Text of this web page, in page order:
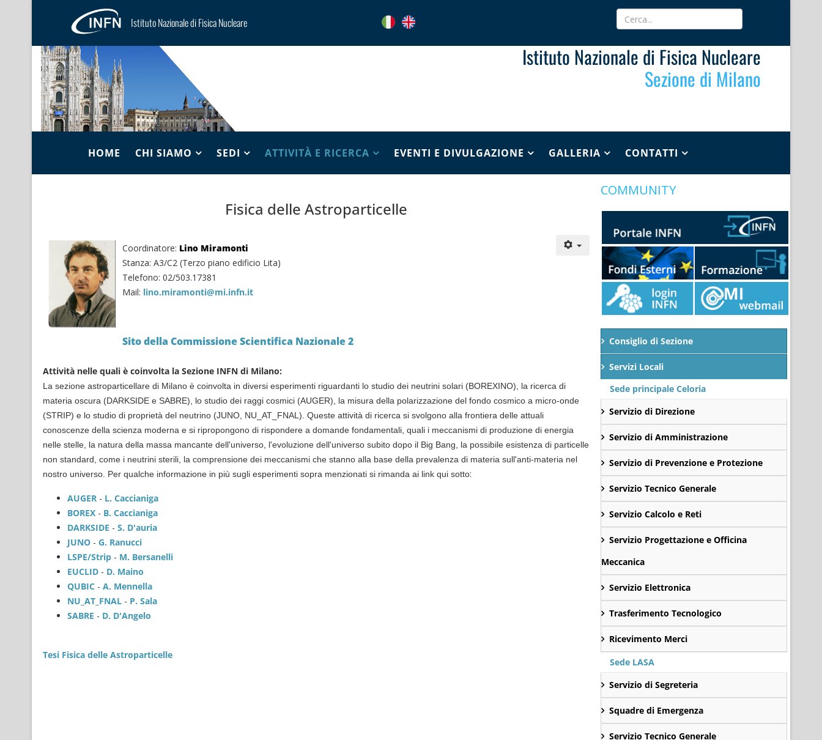
Istituto Nazionale di Fisica Nucleare
Istituto Nazionale di Fisica Nucleare
Sezione di Milano
HOME CHI SIAMO SEDI ATTIVITÀ E RICERCA EVENTI E DIVULGAZIONE GALLERIA CONTATTI
Fisica delle Astroparticelle
Coordinatore: Lino Miramonti
Stanza: A3/C2 (Terzo piano edificio Lita)
Telefono: 02/503.17381
Mail: lino.miramonti@mi.infn.it
Sito della Commissione Scientifica Nazionale 2
Attività nelle quali è coinvolta la Sezione INFN di Milano:
La sezione astroparticellare di Milano è coinvolta in diversi esperimenti riguardanti lo studio dei neutrini solari (BOREXINO), la ricerca di
materia oscura (DARKSIDE e SABRE), lo studio dei raggi cosmici (AUGER), la misura della polarizzazione del fondo cosmico a micro-onde
(STRIP) e lo studio di proprietà del neutrino (JUNO, NU_AT_FNAL). Queste attività di ricerca si svolgono alla frontiera delle attuali
conoscenze della scienza moderna e si ripropongono di rispondere a domande fondamentali, quali i meccanismi di produzione di energia
nelle stelle, la natura della massa mancante dell'universo, l'evoluzione dell'universo subito dopo il Big Bang, la possibile esistenza di particelle
non standard, come i neutrini sterili, la comprensione dei meccanismi che stanno alla base della prevalenza di materia sull'anti-materia nel
nostro universo. Per qualche informazione in più sugli esperimenti sopra menzionati si rimanda ai link qui sotto:
AUGER - L. Caccianiga
BOREX - B. Caccianiga
DARKSIDE - S. D'auria
JUNO - G. Ranucci
LSPE/Strip - M. Bersanelli
EUCLID - D. Maino
QUBIC - A. Mennella
NU_AT_FNAL - P. Sala
SABRE - D. D'Angelo
Tesi Fisica delle Astroparticelle
COMMUNITY
Consiglio di Sezione
Servizi Locali
Sede principale Celoria
Servizio di Direzione
Servizio di Amministrazione
Servizio di Prevenzione e Protezione
Servizio Tecnico Generale
Servizio Calcolo e Reti
Servizio Progettazione e Officina
Meccanica
Servizio Elettronica
Trasferimento Tecnologico
Ricevimento Merci
Sede LASA
Servizio di Segreteria
Squadre di Emergenza
Servizio Tecnico Generale